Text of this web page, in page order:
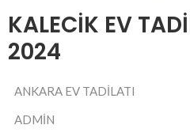
KALECIK EV
2024
ANKARA EV TADILATI
ADMIN